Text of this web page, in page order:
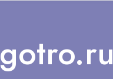
gotro.ru